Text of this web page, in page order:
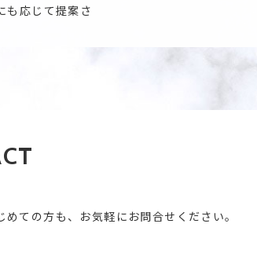
も応じて提案さ
ての方も、お気軽にお問合せください。